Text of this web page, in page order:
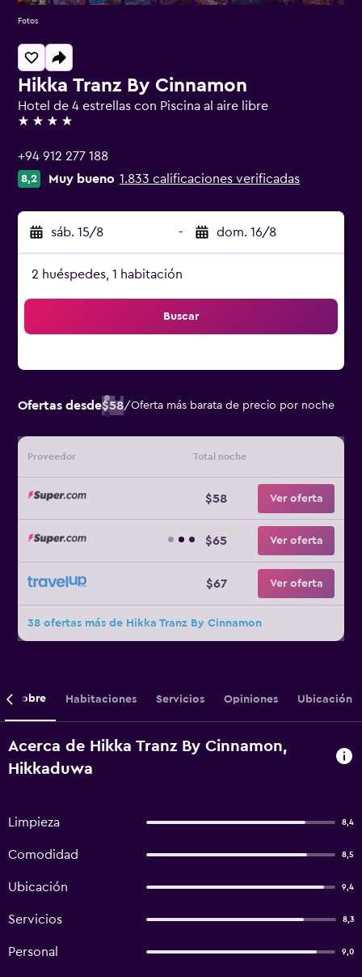
Hikka Tranz By Cinnamon
Hotel de 4 estrellas con Piscina al aire libre
4 estrellas
+94 912 277 188
8,2 Muy bueno 1.833 calificaciones verificadas
sáb. 15/8 - dom. 16/8
2 huéspedes, 1 habitación
Buscar
Ofertas desde$58/Oferta más barata de precio por noche
Proveedor Total noche
$58 Ver oferta
$65 Ver oferta
$67 Ver oferta
38 ofertas más de Hikka Tranz By Cinnamon
Fotos
Sobre Habitaciones Servicios Opiniones Ubicación
Acerca de Hikka Tranz By Cinnamon,
Hikkaduwa
Limpieza 8,4
Comodidad 8,5
Ubicación 9,4
Servicios 8,3
Personal 9,0